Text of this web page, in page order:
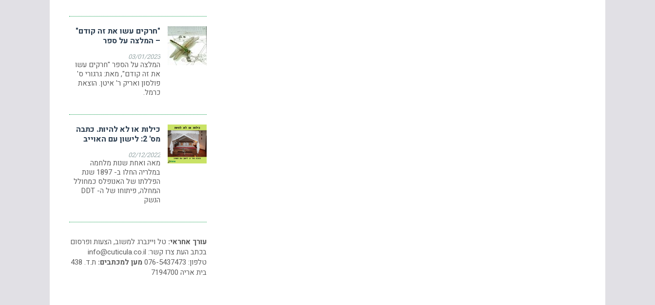
"חרקים עשו את זה קודם"
– המלצה על ספר
03/01/2023
המלצה על הספר "חרקים עשו
את זה קודם", מאת: גרגורי ס'
פולסון ואריק ר' איטן. הוצאת
כרמל.
כילות או לא להיות. כתבה
מס' 2: לישון עם האוייב
02/12/2022
מאה ואחת שנות מלחמה
במלריה החלו ב- 1897 שנת
הפללתו של האנופלס כמחולל
המחלה, פיתוחו של ה- DDT
הנשק
עורך אחראי: טל ויינברג למשוב, הצעות ופרסום
בכתב העת צרו קשר: info@cuticula.co.il
טלפון: 076-5437473
מען למכתבים:
ת.ד. 438
בית אריה 7194700